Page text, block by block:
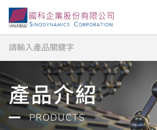
產品介紹
PRODUCTS